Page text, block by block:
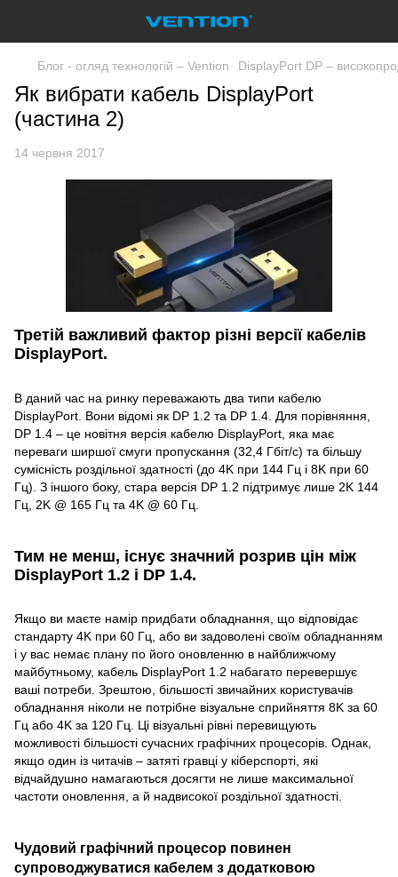
Блог - огляд технологій – Vention DisplayPort DP –
Як вибрати кабель DisplayPort
(частина 2)
14 червня 2017
Третій важливий фактор різні версії кабелів
DisplayPort.
В даний час на ринку переважають два типи кабелю
DisplayPort. Вони відомі як DP 1.2 та DP 1.4. Для порівняння,
DP 1.4 – це новітня версія кабелю DisplayPort, яка має
переваги ширшої смуги пропускання (32,4 Гбіт/с) та більшу
сумісність роздільної здатності (до 4K при 144 Гц і 8K при 60
Гц). З іншого боку, стара версія DP 1.2 підтримує лише 2K 144
Гц, 2K @ 165 Гц та 4K @ 60 Гц.
Тим не менш, існує значний розрив цін між
DisplayPort 1.2 і DP 1.4.
Якщо ви маєте намір придбати обладнання, що відповідає
стандарту 4K при 60 Гц, або ви задоволені своїм обладнанням
і у вас немає плану по його оновленню в найближчому
майбутньому, кабель DisplayPort 1.2 набагато перевершує
ваші потреби. Зрештою, більшості звичайних користувачів
обладнання ніколи не потрібне візуальне сприйняття 8K за 60
Гц або 4K за 120 Гц. Ці візуальні рівні перевищують
можливості більшості сучасних графічних процесорів. Однак,
якщо один із читачів – затяті гравці у кіберспорті, які
відчайдушно намагаються досягти не лише максимальної
частоти оновлення, а й надвисокої роздільної здатності.
Чудовий графічний процесор повинен
супроводжуватися кабелем з додатковою